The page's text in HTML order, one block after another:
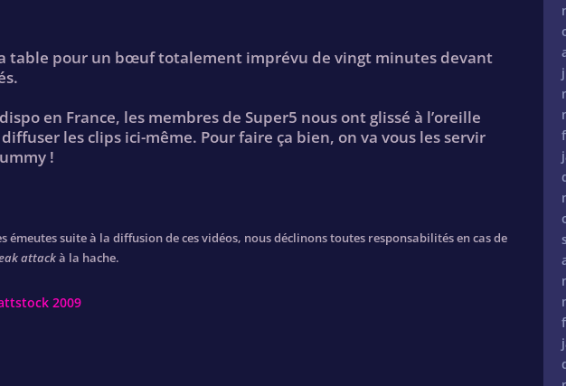
table pour un bœuf totalement imprévu de vingt minutes devant
en France, les membres de Super5 nous ont glissé à l’oreille
les clips ici-même. Pour faire ça bien, on va vous les servir
!
émeutes suite à la diffusion de ces vidéos, nous déclinons toutes responsabilités en cas de
attackà la hache.
2009